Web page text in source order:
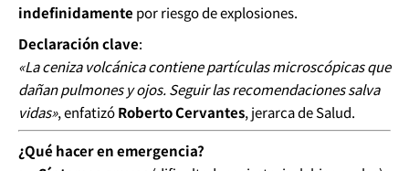
indefinidamente por riesgo de explosiones.
Declaración clave:
«La ceniza volcánica contiene partículas microscópicas que
dañan pulmones y ojos. Seguir las recomendaciones salva
vidas», enfatizóRoberto Cervantes, jerarca de Salud.
¿Qué hacer en emergencia?